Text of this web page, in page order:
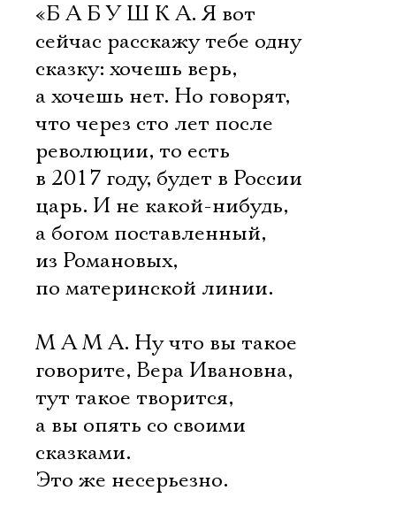
«Б А Б У Ш К А. Я вот
сейчас расскажу тебе одну
сказку: хочешь верь,
а хочешь нет. Но говорят,
что через сто лет после
революции, то есть
в 2017 году, будет в России
царь. И не какой-нибудь,
а богом поставленный,
из Романовых,
по материнской линии.
М А М А. Ну что вы такое
говорите, Вера Ивановна,
тут такое творится,
а вы опять со своими
сказками.
Это же несерьезно.